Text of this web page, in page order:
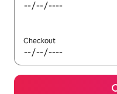
Checkout